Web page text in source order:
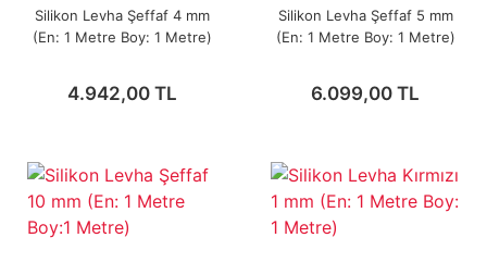
Silikon Levha Şeffaf 4 mm
(En: 1 Metre Boy: 1 Metre)
4.942,00 TL
Silikon Levha Şeffaf 5 mm
(En: 1 Metre Boy: 1 Metre)
6.099,00 TL